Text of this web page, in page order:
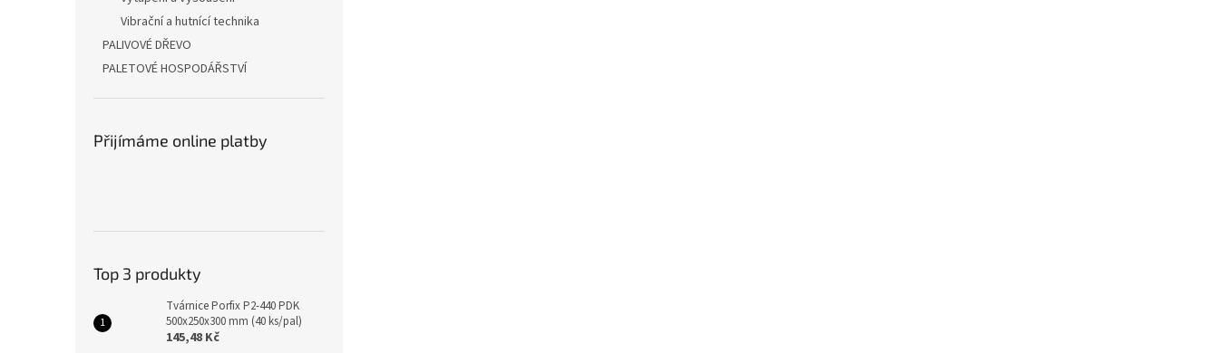
Vibrační a hutnící technika
PALIVOVÉ DŘEVO
PALETOVÉ HOSPODÁŘSTVÍ
Přijímáme online platby
Top 3 produkty
Tvárnice Porfix P2-440 PDK
500x250x300 mm (40 ks/pal)
145,48 Kč